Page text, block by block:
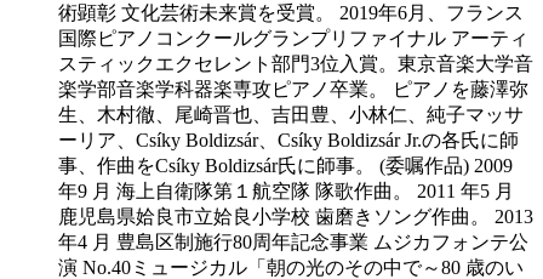
術顕彰 文化芸術未来賞を受賞。 2019年6月、フランス
国際ピアノコンクールグランプリファイナル アーティ
スティックエクセレント部門3位入賞。東京音楽大学音
楽学部音楽学科器楽専攻ピアノ卒業。 ピアノを藤澤弥
生、木村徹、尾崎晋也、吉田豊、小林仁、純子マッサ
ーリア、Csíky Boldizsár、Csíky Boldizsár Jr.の各氏に師
事、作曲をCsíky Boldizsár氏に師事。 (委嘱作品) 2009
年9 月 海上自衛隊第１航空隊 隊歌作曲。 2011 年5 月
鹿児島県姶良市立姶良小学校 歯磨きソング作曲。 2013
年4 月 豊島区制施行80周年記念事業 ムジカフォンテ公
演 No.40ミュージカル「朝の光のその中で～80 歳のい